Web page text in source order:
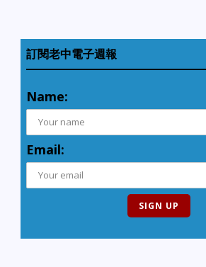
訂閱老中電子週報
Name:
Email: